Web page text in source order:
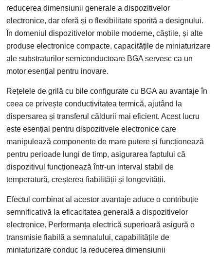
reducerea dimensiunii generale a dispozitivelor
electronice, dar oferă și o flexibilitate sporită a designului.
În domeniul dispozitivelor mobile moderne, căștile, și alte
produse electronice compacte, capacitățile de miniaturizare
ale substraturilor semiconductoare BGA servesc ca un
motor esențial pentru inovare.
Rețelele de grilă cu bile configurate cu BGA au avantaje în
ceea ce privește conductivitatea termică, ajutând la
dispersarea și transferul căldurii mai eficient. Acest lucru
este esențial pentru dispozitivele electronice care
manipulează componente de mare putere și funcționează
pentru perioade lungi de timp, asigurarea faptului că
dispozitivul funcționează într-un interval stabil de
temperatură, creșterea fiabilității și longevității.
Efectul combinat al acestor avantaje aduce o contribuție
semnificativă la eficacitatea generală a dispozitivelor
electronice. Performanța electrică superioară asigură o
transmisie fiabilă a semnalului, capabilitățile de
miniaturizare conduc la reducerea dimensiunii